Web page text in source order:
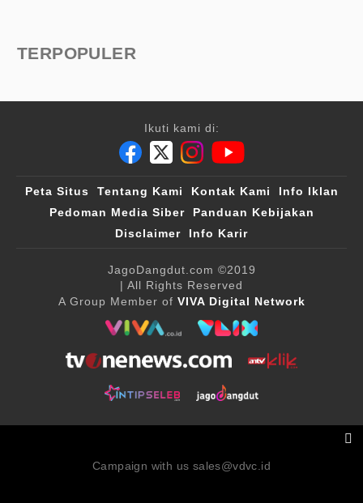
TERPOPULER
Ikuti kami di:
Peta Situs Tentang Kami Kontak Kami
Info Iklan
Pedoman Media Siber
Panduan Kebijakan
Disclaimer
Info Karir
JagoDangdut.com ©2019
| All Rights Reserved
A Group Member of VIVA Digital Network
